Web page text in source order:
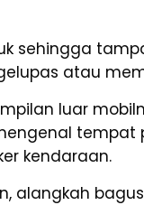
sehingga
atau
luar
tempat
kendaraan.
alangkah